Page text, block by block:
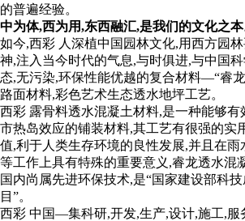
的普遍经验。
中为体,西为用,东西融汇,是我们的文化之本
如今,西彩 人深植中国园林文化,用西方园
神,注入当今时代的气息,与时俱进,与中国
态,无污染,环保性能优越的复合材料—“睿
路面材料,彩色艺术生态透水地坪工艺。
西彩 露骨料透水混凝土材料,是一种能够
市热岛效应的铺装材料,其工艺有很强的实
值,利于人类生存环境的良性发展,并且在
等工作上具有特殊的重要意义,睿龙透水混
国内尚属先进环保技术,是“国家建设部科
目”。
西彩 中国—集科研,开发,生产,设计,施工,服